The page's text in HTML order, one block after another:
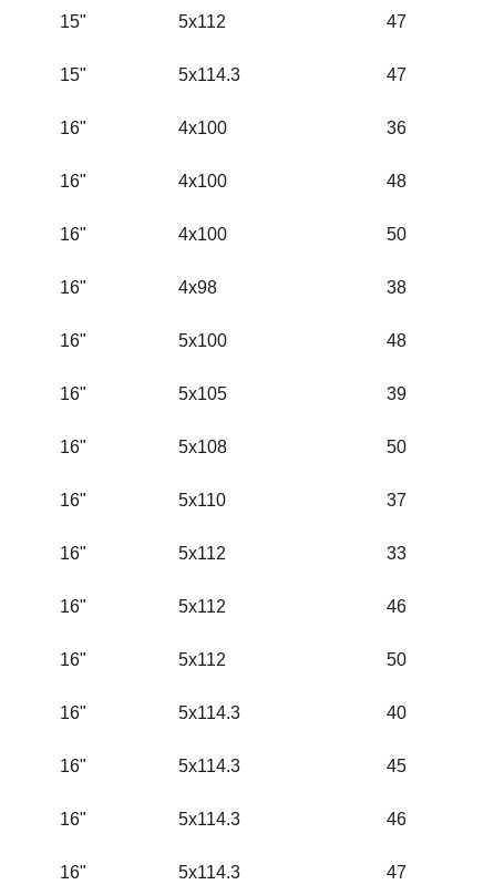
15" 5x112 47
15" 5x114.3 47
16" 4x100 36
16" 4x100 48
16" 4x100 50
16" 4x98 38
16" 5x100 48
16" 5x105 39
16" 5x108 50
16" 5x110 37
16" 5x112 33
16" 5x112 46
16" 5x112 50
16" 5x114.3 40
16" 5x114.3 45
16" 5x114.3 46
16" 5x114.3 47